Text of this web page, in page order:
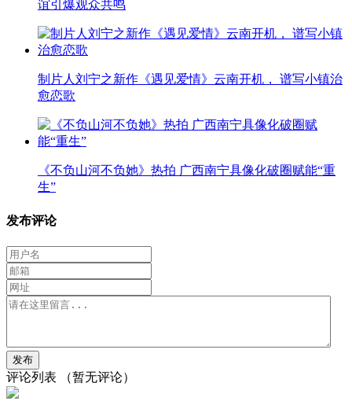
谊引爆观众共鸣
制片人刘宁之新作《遇见爱情》云南开机， 谱写小镇治
愈恋歌
《不负山河不负她》热拍 广西南宁具像化破圈赋能“重
生”
发布评论
评论列表 （暂无评论）